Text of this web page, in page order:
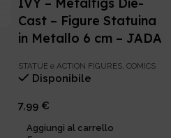
Cast – Figure Statuina
in Metallo 6 cm – JADA
STATUE e ACTION FIGURES, COMICS
Disponibile
7,99 €
Aggiungi al carrello